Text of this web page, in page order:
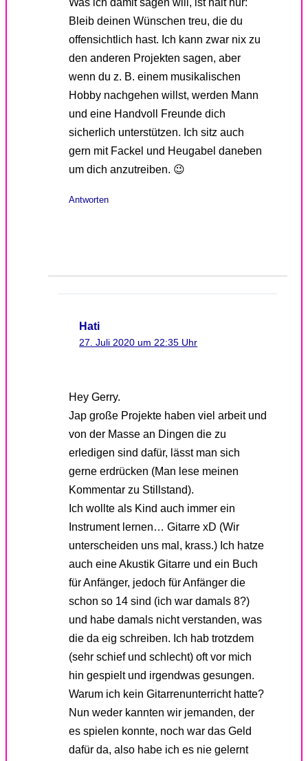
Bleib deinen Wünschen treu, die du
offensichtlich hast. Ich kann zwar nix zu
den anderen Projekten sagen, aber
wenn du z. B. einem musikalischen
Hobby nachgehen willst, werden Mann
und eine Handvoll Freunde dich
sicherlich unterstützen. Ich sitz auch
gern mit Fackel und Heugabel daneben
um dich anzutreiben. 😉
Antworten
Hati
27. Juli 2020 um 22:35 Uhr
Hey Gerry.
Jap große Projekte haben viel arbeit und
von der Masse an Dingen die zu
erledigen sind dafür, lässt man sich
gerne erdrücken (Man lese meinen
Kommentar zu Stillstand).
Ich wollte als Kind auch immer ein
Instrument lernen… Gitarre xD (Wir
unterscheiden uns mal, krass.) Ich hatze
auch eine Akustik Gitarre und ein Buch
für Anfänger, jedoch für Anfänger die
schon so 14 sind (ich war damals 8?)
und habe damals nicht verstanden, was
die da eig schreiben. Ich hab trotzdem
(sehr schief und schlecht) oft vor mich
hin gespielt und irgendwas gesungen.
Warum ich kein Gitarrenunterricht hatte?
Nun weder kannten wir jemanden, der
es spielen konnte, noch war das Geld
dafür da, also habe ich es nie gelernt